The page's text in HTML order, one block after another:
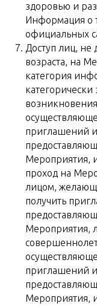
здоровью и
Информация о
официальных
Доступ лиц, не
возраста, на
категория
приглашений
Мероприятия,
проход на
лицом,
получить
Мероприятия,
приглашений
Мероприятия,